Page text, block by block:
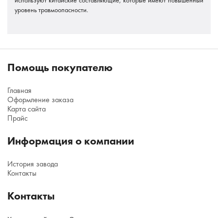
уровень травмоопасности.
Помощь покупателю
Главная
Оформление заказа
Карта сайта
Прайс
Информация о компании
История завода
Контакты
Контакты